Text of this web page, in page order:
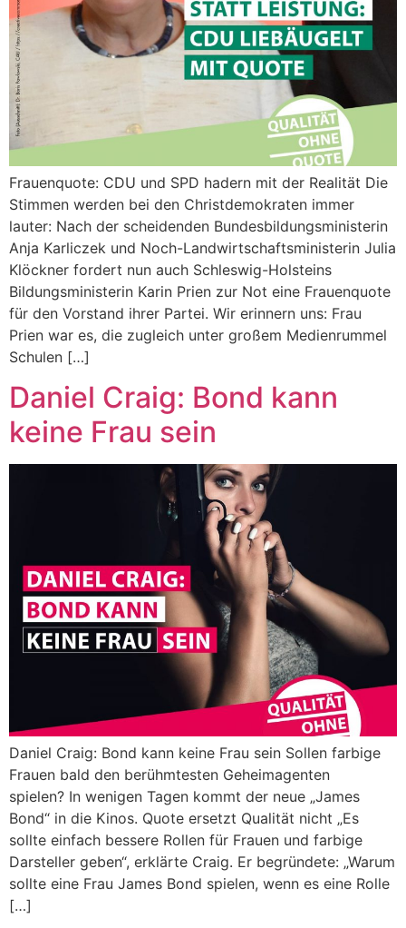
Frauenquote: CDU und SPD hadern mit der Realität Die
Stimmen werden bei den Christdemokraten immer
lauter: Nach der scheidenden Bundesbildungsministerin
Anja Karliczek und Noch-Landwirtschaftsministerin Julia
Klöckner fordert nun auch Schleswig-Holsteins
Bildungsministerin Karin Prien zur Not eine Frauenquote
für den Vorstand ihrer Partei. Wir erinnern uns: Frau
Prien war es, die zugleich unter großem Medienrummel
Schulen […]
Daniel Craig: Bond kann
keine Frau sein
Daniel Craig: Bond kann keine Frau sein Sollen farbige
Frauen bald den berühmtesten Geheimagenten
spielen? In wenigen Tagen kommt der neue „James
Bond“ in die Kinos. Quote ersetzt Qualität nicht „Es
sollte einfach bessere Rollen für Frauen und farbige
Darsteller geben“, erklärte Craig. Er begründete: „Warum
sollte eine Frau James Bond spielen, wenn es eine Rolle
[…]